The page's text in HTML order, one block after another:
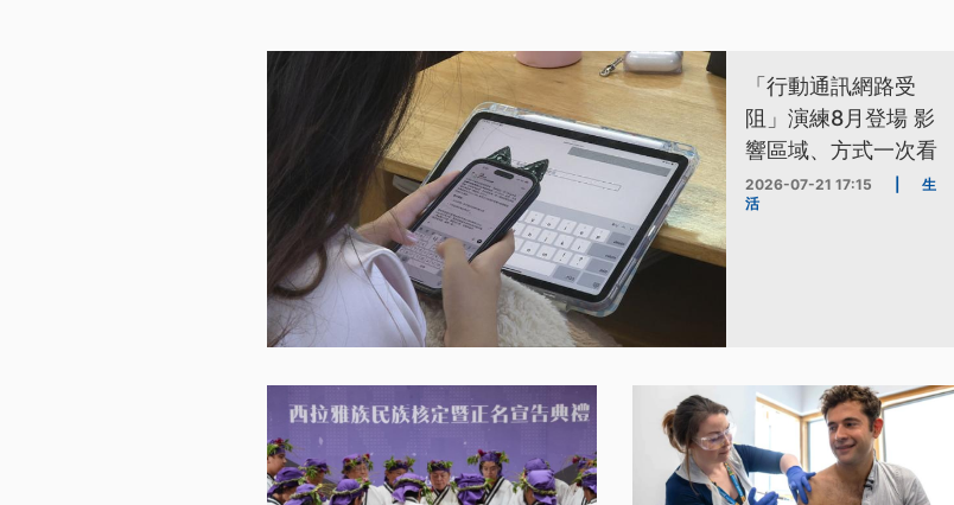
「行動通訊網路受
阻」演練8月登場 影
響區域、方式一次看
2026-07-21 17:15
生
活